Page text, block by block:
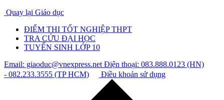
Quay lại Giáo dục
ĐIỂM THI TỐT NGHIỆP THPT
TRA CỨU ĐẠI HỌC
TUYỂN SINH LỚP 10
Email: giaoduc@vnexpress.netĐiện thoại: 083.888.0123 (HN)
- 082.233.3555 (TP HCM)
Điều khoản sử dụng